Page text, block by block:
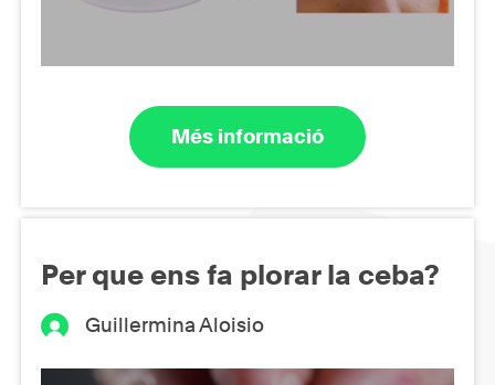
Més informació
Per que ens fa plorar la ceba?
Guillermina Aloisio